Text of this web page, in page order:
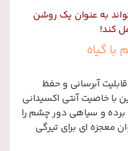
به عنوان یک روشن
کند!
گیاه
آبرسانی و حفظ
با خاصیت آنتی اکسیدانی
برده و سیاهی دور چشم را
معجزه ای برای تیرگی